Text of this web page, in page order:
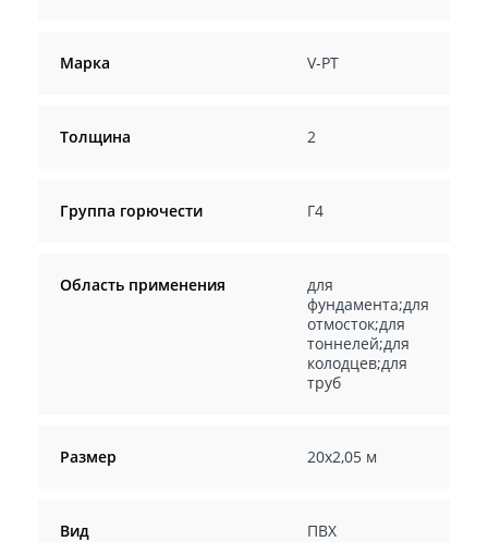
Марка V-PT
Толщина 2
Группа горючести Г4
Область применения
для
фундамента;для
отмосток;для
тоннелей;для
колодцев;для
труб
Размер 20х2,05 м
Вид ПВХ